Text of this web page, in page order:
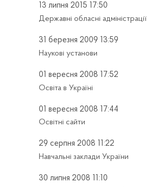
13 липня 2015 17:50
Державні обласні адміністрації
31 березня 2009 13:59
Наукові установи
01 вересня 2008 17:52
Освіта в Україні
01 вересня 2008 17:44
Освітні сайти
29 серпня 2008 11:22
Навчальні заклади України
30 липня 2008 11:10